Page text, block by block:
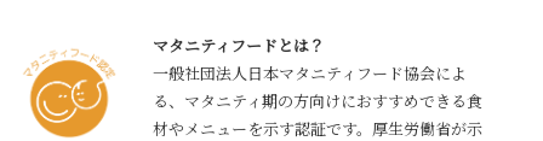
マタニティフードとは？
一般社団法人日本マタニティフード協会によ
る、マタニティ期の方向けにおすすめできる食
材やメニューを示す認証です。厚生労働省が示